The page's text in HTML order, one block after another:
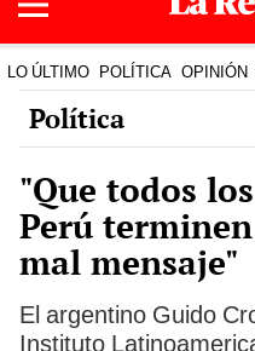
LO ÚLTIMO POLÍTICA OPINIÓN
Política
"Que todos
Perú
mal mensaje"
El argentino Guido
Instituto